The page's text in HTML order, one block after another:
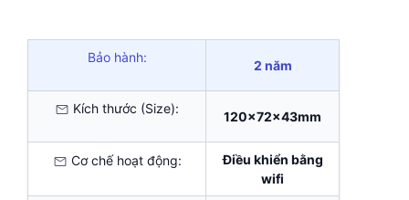
Bảo hành:
2 năm
Kích thước (Size):
120x72x43mm
Cơ chế hoạt động:
Điều khiển bằng
wifi